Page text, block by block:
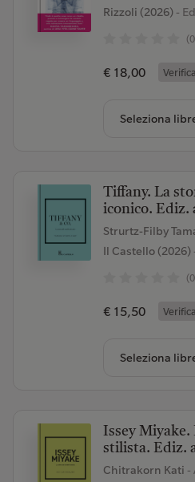
Rizzoli (2026)-
€ 18,00
Seleziona
Tiffany. La
iconico. Ediz.
Strurtz-Filby
Il Castello (2026)
€ 15,50
Seleziona
Issey Miyake.
stilista. Ediz.
Chitrakorn Kati -